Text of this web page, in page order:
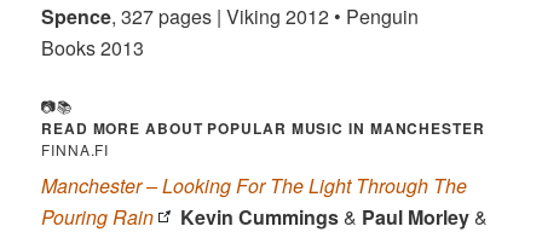
Spence, 327 pages | Viking 2012 • Penguin
Books 2013
📷📚
READ MORE ABOUT POPULAR MUSIC IN MANCHESTER
FINNA.FI
Manchester – Looking For The Light Through The
Pouring Rain
Kevin Cummings& Paul Morley&